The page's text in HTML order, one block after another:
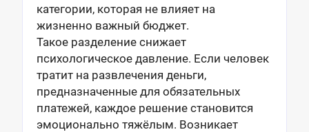
категории, которая не влияет на
жизненно важный бюджет.
Такое разделение снижает
психологическое давление. Если человек
тратит на развлечения деньги,
предназначенные для обязательных
платежей, каждое решение становится
эмоционально тяжёлым. Возникает